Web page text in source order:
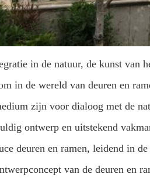
in de natuur, de kunst van
in de wereld van deuren en
zijn voor dialoog met de
ontwerp en uitstekend
deuren en ramen, leidend in
van de deuren en